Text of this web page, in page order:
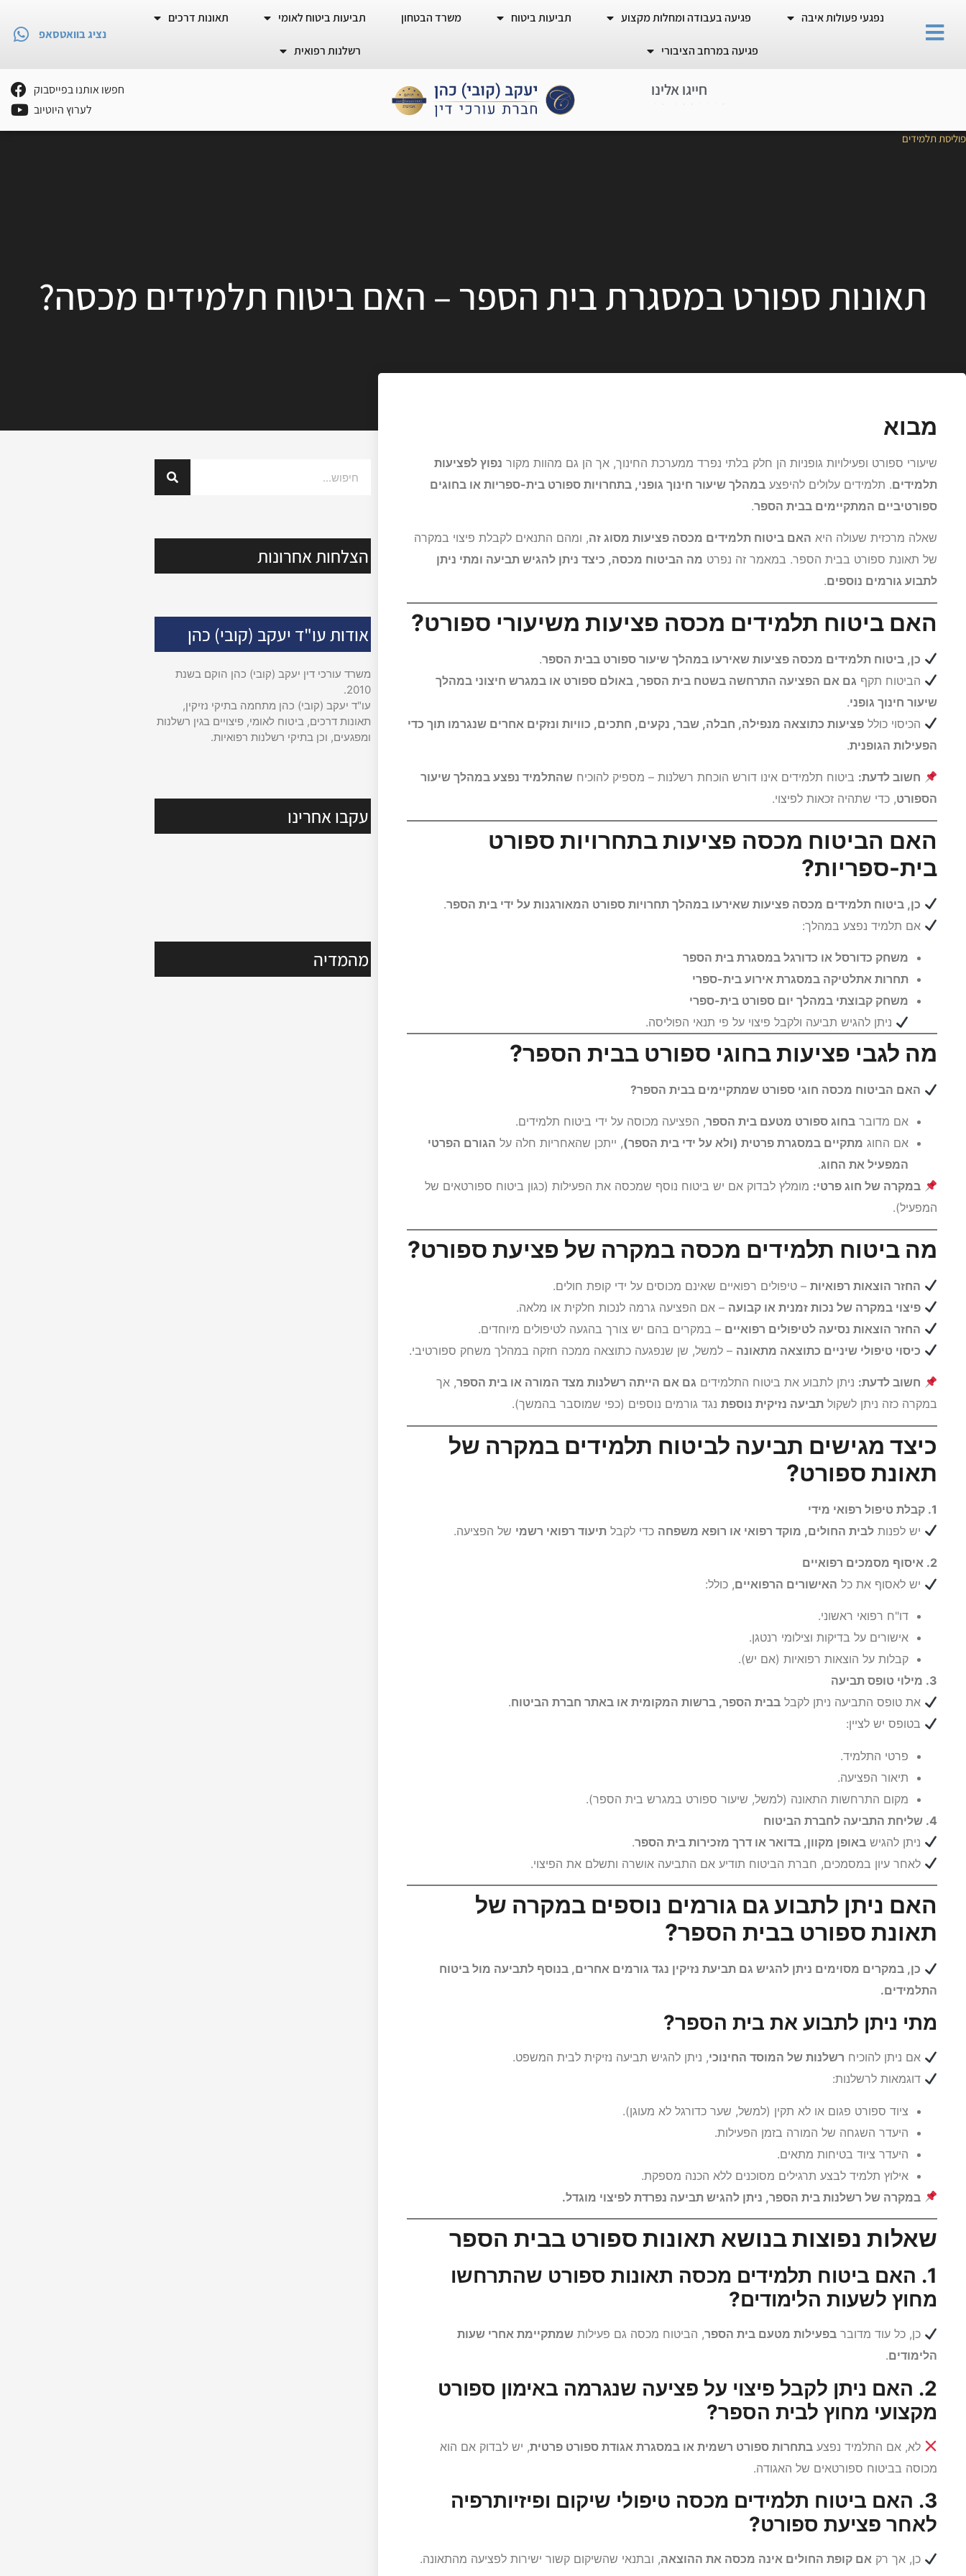
נפגעי פעולות איבה פגיעה בעבודה ומחלות מקצוע תביעות ביטוח משרד הבטחון תביעות ביטוח לאומי תאונות דרכים
פגיעה במרחב הציבורי רשלנות רפואית
נציג בוואטסאפ
חייגו אלינו
0 9 3 6 0 0 5
חפשו אותנו בפייסבוק
לערוץ היוטיוב
פוליסת תלמידים
תאונות ספורט במסגרת בית הספר – האם ביטוח תלמידים מכסה?
מבוא
שיעורי ספורט ופעילויות גופניות הן חלק בלתי נפרד ממערכת החינוך, אך הן גם מהוות מקור נפוץ לפציעות
תלמידים. תלמידים עלולים להיפצע במהלך שיעור חינוך גופני, בתחרויות ספורט בית-ספריות או בחוגים
ספורטיביים המתקיימים בבית הספר.
שאלה מרכזית שעולה היא האם ביטוח תלמידים מכסה פציעות מסוג זה, ומהם התנאים לקבלת פיצוי במקרה
של תאונת ספורט בבית הספר. במאמר זה נפרט מה הביטוח מכסה, כיצד ניתן להגיש תביעה ומתי ניתן
לתבוע גורמים נוספים.
האם ביטוח תלמידים מכסה פציעות משיעורי ספורט?
כן, ביטוח תלמידים מכסה פציעות שאירעו במהלך שיעור ספורט בבית הספר.
הביטוח תקף גם אם הפציעה התרחשה בשטח בית הספר, באולם ספורט או במגרש חיצוני במהלך
שיעור חינוך גופני.
הכיסוי כוללפציעות כתוצאה מנפילה, חבלה, שבר, נקעים, חתכים, כוויות ונזקים אחרים שנגרמו תוך כדי
הפעילות הגופנית.
חשוב לדעת: ביטוח תלמידים אינו דורש הוכחת רשלנות – מספיק להוכיחשהתלמיד נפצע במהלך שיעור
הספורט, כדי שתהיה זכאות לפיצוי.
האם הביטוח מכסה פציעות בתחרויות ספורט
בית-ספריות?
כן, ביטוח תלמידים מכסה פציעות שאירעו במהלך תחרויות ספורט המאורגנות על ידי בית הספר.
אם תלמיד נפצע במהלך:
משחק כדורסל או כדורגל במסגרת בית הספר
תחרות אתלטיקה במסגרת אירוע בית-ספרי
משחק קבוצתי במהלך יום ספורט בית-ספרי
ניתן להגיש תביעה ולקבל פיצוי על פי תנאי הפוליסה.
מה לגבי פציעות בחוגי ספורט בבית הספר?
האם הביטוח מכסה חוגי ספורט שמתקיימים בבית הספר?
אם מדובר בחוג ספורט מטעם בית הספר, הפציעה מכוסה על ידי ביטוח תלמידים.
אם החוג מתקיים במסגרת פרטית (ולא על ידי בית הספר), ייתכן שהאחריות חלה על הגורם הפרטי
המפעיל את החוג.
במקרה של חוג פרטי: מומלץ לבדוק אם יש ביטוח נוסף שמכסה את הפעילות (כגון ביטוח ספורטאים של
המפעיל).
מה ביטוח תלמידים מכסה במקרה של פציעת ספורט?
החזר הוצאות רפואיות – טיפולים רפואיים שאינם מכוסים על ידי קופת חולים.
פיצוי במקרה של נכות זמנית או קבועה – אם הפציעה גרמה לנכות חלקית או מלאה.
החזר הוצאות נסיעה לטיפולים רפואיים – במקרים בהם יש צורך בהגעה לטיפולים מיוחדים.
כיסוי טיפולי שיניים כתוצאה מתאונה – למשל, שן שנפגעה כתוצאה ממכה חזקה במהלך משחק ספורטיבי.
חשוב לדעת: ניתן לתבוע את ביטוח התלמידים גם אם הייתה רשלנות מצד המורה או בית הספר, אך
במקרה כזה ניתן לשקול תביעה נזיקית נוספת נגד גורמים נוספים (כפי שמוסבר בהמשך).
כיצד מגישים תביעה לביטוח תלמידים במקרה של
תאונת ספורט?
1. קבלת טיפול רפואי מידי
יש לפנותלבית החולים, מוקד רפואי או רופא משפחה כדי לקבלתיעוד רפואי רשמי של הפציעה.
2. איסוף מסמכים רפואיים
יש לאסוף את כל האישורים הרפואיים, כולל:
דו"ח רפואי ראשוני.
אישורים על בדיקות וצילומי רנטגן.
קבלות על הוצאות רפואיות (אם יש).
3. מילוי טופס תביעה
את טופס התביעה ניתן לקבלבבית הספר, ברשות המקומית או באתר חברת הביטוח.
בטופס יש לציין:
פרטי התלמיד.
תיאור הפציעה.
מקום התרחשות התאונה (למשל, שיעור ספורט במגרש בית הספר).
4. שליחת התביעה לחברת הביטוח
ניתן להגישבאופן מקוון, בדואר או דרך מזכירות בית הספר.
לאחר עיון במסמכים, חברת הביטוח תודיע אם התביעה אושרה ותשלם את הפיצוי.
האם ניתן לתבוע גם גורמים נוספים במקרה של
תאונת ספורט בבית הספר?
כן, במקרים מסוימים ניתן להגיש גם תביעת נזיקין נגד גורמים אחרים, בנוסף לתביעה מול ביטוח
התלמידים.
מתי ניתן לתבוע את בית הספר?
אם ניתן להוכיח רשלנות של המוסד החינוכי, ניתן להגיש תביעה נזיקית לבית המשפט.
דוגמאות לרשלנות:
ציוד ספורט פגום או לא תקין (למשל, שער כדורגל לא מעוגן).
היעדר השגחה של המורה בזמן הפעילות.
היעדר ציוד בטיחות מתאים.
אילוץ תלמיד לבצע תרגילים מסוכנים ללא הכנה מספקת.
במקרה של רשלנות בית הספר, ניתן להגיש תביעה נפרדת לפיצוי מוגדל.
שאלות נפוצות בנושא תאונות ספורט בבית הספר
1. האם ביטוח תלמידים מכסה תאונות ספורט שהתרחשו
מחוץ לשעות הלימודים?
כן, כל עוד מדוברבפעילות מטעם בית הספר, הביטוח מכסה גם פעילותשמתקיימת אחרי שעות
הלימודים.
2. האם ניתן לקבל פיצוי על פציעה שנגרמה באימון ספורט
מקצועי מחוץ לבית הספר?
לא, אם התלמיד נפצעבתחרות ספורט רשמית או במסגרת אגודת ספורט פרטית, יש לבדוק אם הוא
מכוסה בביטוח ספורטאים של האגודה.
3. האם ביטוח תלמידים מכסה טיפולי שיקום ופיזיותרפיה
לאחר פציעת ספורט?
כן, אך רקאם קופת החולים אינה מכסה את ההוצאה, ובתנאי שהשיקום קשור ישירות לפציעה מהתאונה.
הצלחות אחרונות
אודות עו"ד יעקב (קובי) כהן
משרד עורכי דין יעקב (קובי) כהן הוקם בשנת
2010.
עו"ד יעקב (קובי) כהן מתחמה בתיקי נזיקין,
תאונות דרכים, ביטוח לאומי, פיצויים בגין רשלנות
ומפגעים, וכן בתיקי רשלנות רפואיות.
עקבו אחרינו
מהמדיה